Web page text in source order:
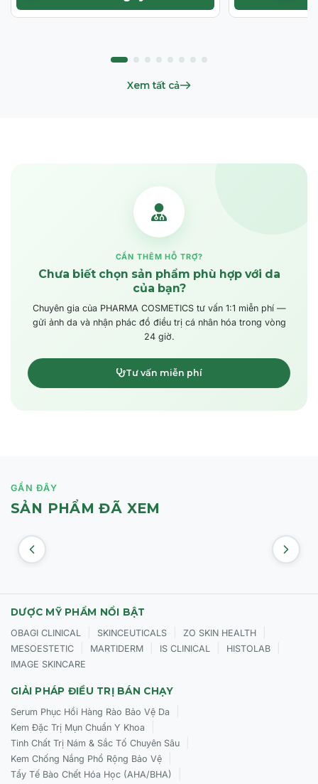
Xem tất cả
CẦN THÊM HỖ TRỢ?
Chưa biết chọn sản phẩm phù hợp với da
của bạn?
Chuyên gia của PHARMA COSMETICS tư vấn 1:1 miễn phí —
gửi ảnh da và nhận phác đồ điều trị cá nhân hóa trong vòng
24 giờ.
Tư vấn miễn phí
GẦN ĐÂY
SẢN PHẨM ĐÃ XEM
DƯỢC MỸ PHẨM NỔI BẬT
OBAGI CLINICAL SKINCEUTICALS ZO SKIN HEALTH
MESOESTETIC MARTIDERM IS CLINICAL HISTOLAB
IMAGE SKINCARE
GIẢI PHÁP ĐIỀU TRỊ BÁN CHẠY
Serum Phục Hồi Hàng Rào Bảo Vệ Da
Kem Đặc Trị Mụn Chuẩn Y Khoa
Tinh Chất Trị Nám & Sắc Tố Chuyên Sâu
Kem Chống Nắng Phổ Rộng Bảo Vệ
Tẩy Tế Bào Chết Hóa Học (AHA/BHA)